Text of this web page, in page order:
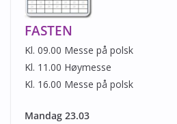
FASTEN
Kl. 09.00 Messe på polsk
Kl. 11.00 Høymesse
Kl. 16.00 Messe på polsk
Mandag 23.03